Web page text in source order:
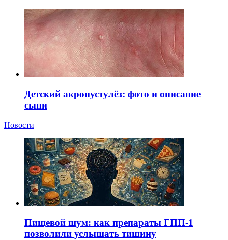
Детский акропустулёз: фото и описание
сыпи
Новости
Пищевой шум: как препараты ГПП-1
позволили услышать тишину